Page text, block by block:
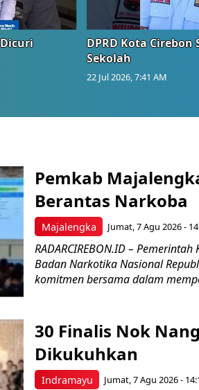
DPRD Kota Cirebon
Sekolah
22 Jul 2026, 7:41 AM
Majalengka
Pemkab
Berantas Narkoba
Jumat, 7 Agu 2026 -
RADARCIREBON.ID –
Badan Narkotika Nasional
komitmen bersama dalam
Indramayu
30 Finalis Nok
Dikukuhkan
Jumat, 7 Agu 2026 -